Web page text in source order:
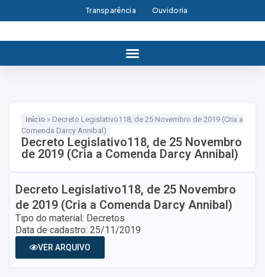
Transparência Ouvidoria
Início » Decreto Legislativo118, de 25 Novembro de 2019 (Cria a
Comenda Darcy Annibal)
Decreto Legislativo118, de 25 Novembro
de 2019 (Cria a Comenda Darcy Annibal)
Decreto Legislativo118, de 25 Novembro
de 2019 (Cria a Comenda Darcy Annibal)
Tipo do material: Decretos
Data de cadastro: 25/11/2019
VER ARQUIVO